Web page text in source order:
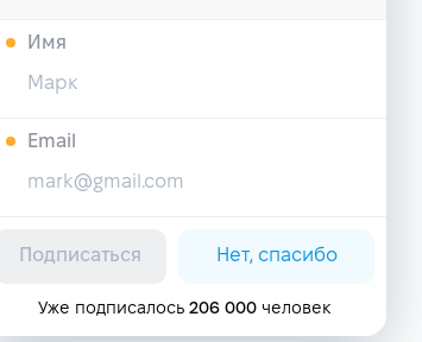
Имя
Email
Подписаться Нет, спасибо
Уже подписалось 206 000 человек